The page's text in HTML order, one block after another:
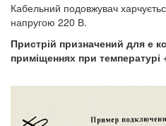
Кабельний подовжувач
напругою 220 В.
Пристрій призначений для е
приміщеннях при температурі